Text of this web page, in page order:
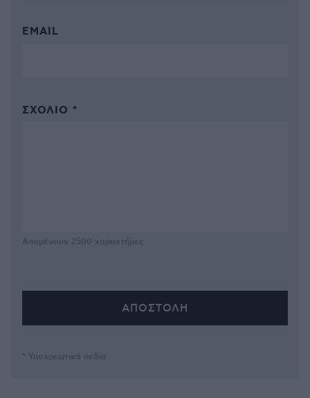
EMAIL
ΣΧΌΛΙΟ *
Απομένουν 2500 χαρακτήρες
* Υποχρεωτικά πεδία